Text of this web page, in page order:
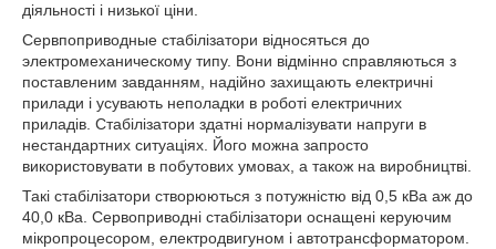
діяльності і низької ціни.
Сервпоприводные стабілізатори відносяться до
электромеханическому типу. Вони відмінно справляються з
поставленим завданням, надійно захищають електричні
прилади і усувають неполадки в роботі електричних
приладів. Стабілізатори здатні нормалізувати напруги в
нестандартних ситуаціях. Його можна запросто
використовувати в побутових умовах, а також на виробництві.
Такі стабілізатори створюються з потужністю від 0,5 кВа аж до
40,0 кВа. Сервоприводні стабілізатори оснащені керуючим
мікропроцесором, електродвигуном і автотрансформатором.